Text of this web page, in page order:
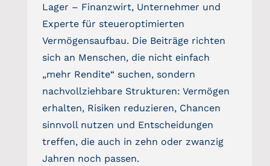
FINANCEAPP
Suche
nach:
Lager – Finanzwirt, Unternehmer und
Experte für steueroptimierten
Vermögensaufbau. Die Beiträge richten
sich an Menschen, die nicht einfach
„mehr Rendite“ suchen, sondern
nachvollziehbare Strukturen: Vermögen
erhalten, Risiken reduzieren, Chancen
sinnvoll nutzen und Entscheidungen
treffen, die auch in zehn oder zwanzig
Jahren noch passen.